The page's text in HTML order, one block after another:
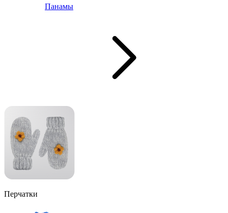
Панамы
Перчатки